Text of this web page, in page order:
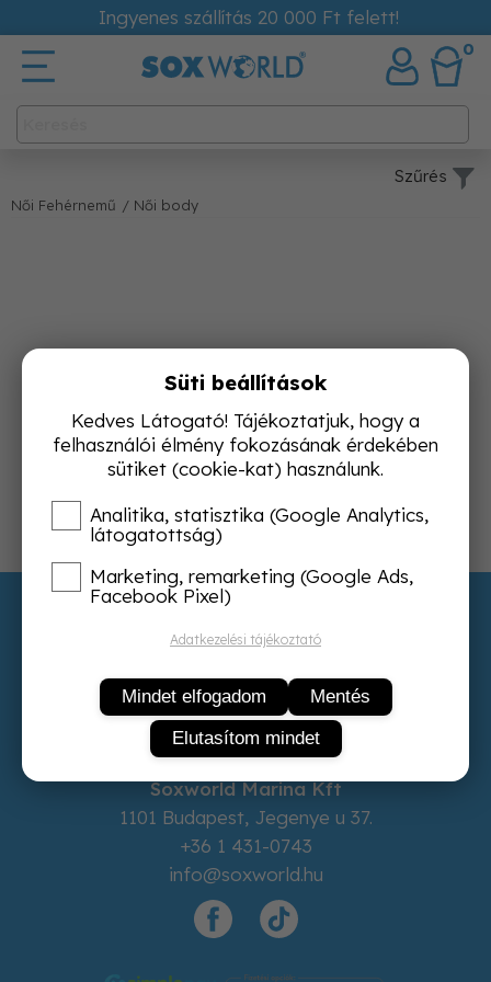
Ingyenes szállítás 20 000 Ft felett!
0
Női Fehérnemű / Női body
Szűrés
Adatvédelem
ÁSZF
Kapcsolat
Elállás a szerződéstől
Soxworld Marina Kft
1101 Budapest, Jegenye u 37.
+36 1 431-0743
info@soxworld.hu
Süti beállítások
Kedves Látogató! Tájékoztatjuk, hogy a
felhasználói élmény fokozásának érdekében
sütiket (cookie-kat) használunk.
Analitika, statisztika (Google Analytics,
látogatottság)
Marketing, remarketing (Google Ads,
Facebook Pixel)
Adatkezelési tájékoztató
Mindet elfogadom
Mentés
Elutasítom mindet